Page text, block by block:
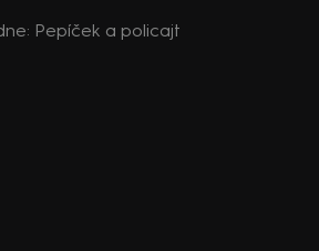
Pepíček a policajt